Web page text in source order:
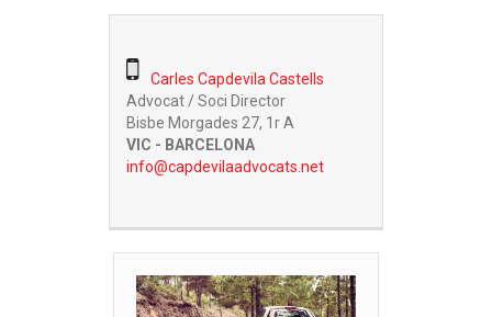
Carles Capdevila Castells
Advocat / Soci Director
Bisbe Morgades 27, 1r A
VIC - BARCELONA
info@capdevilaadvocats.net